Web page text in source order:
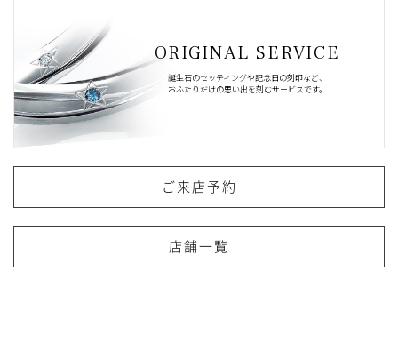
ORIGINAL SERVICE
誕生石のセッティングや記念日の刻印など、
おふたりだけの思い出を刻むサービスです。
ご来店予約
店舗一覧